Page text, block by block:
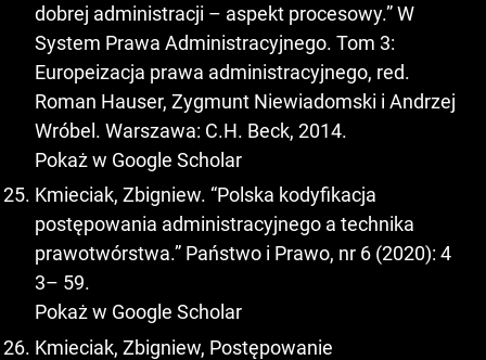
dobrej administracji – aspekt procesowy.” W
System Prawa Administracyjnego. Tom 3:
Europeizacja prawa administracyjnego, red.
Roman Hauser, Zygmunt Niewiadomski i Andrzej
Wróbel. Warszawa: C.H. Beck, 2014.
Pokaż w Google Scholar
Kmieciak, Zbigniew. “Polska kodyfikacja
postępowania administracyjnego a technika
prawotwórstwa.” Państwo i Prawo, nr 6 (2020): 4
3– 59.
Pokaż w Google Scholar
Kmieciak, Zbigniew, Postępowanie